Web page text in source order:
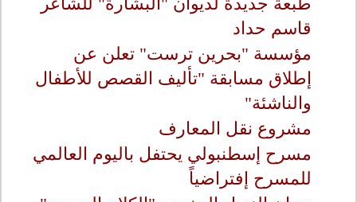
قاسم حداد
مؤسسة "بحرين ترست" تعلن عن
إطلاق مسابقة "تأليف القصص للأطفال
والناشئة"
مشروع نقل المعارف
مسرح إسطنبولي يحتفل باليوم العالمي
للمسرح إفتراضياً